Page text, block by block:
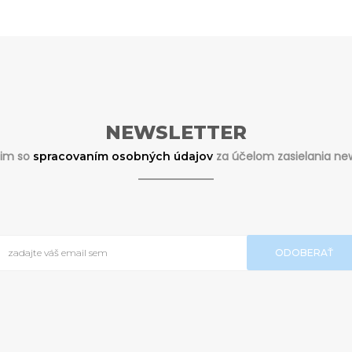
NEWSLETTER
so spracovaním osobných údajov za účelom zasielania
ODOBERAŤ